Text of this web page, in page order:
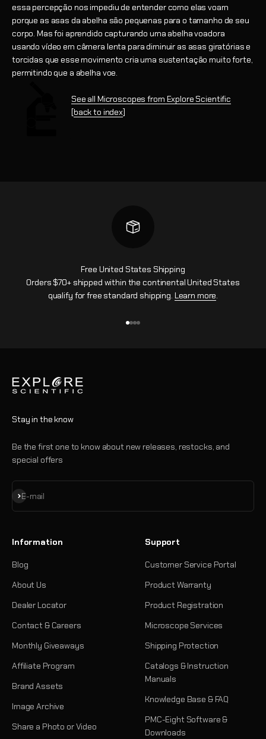
essa percepção nos impediu de entender como elas voam
porque as asas da abelha são pequenas para o tamanho de seu
corpo. Mas foi aprendido capturando uma abelha voadora
usando vídeo em câmera lenta para diminuir as asas giratórias e
torcidas que esse movimento cria uma sustentação muito forte,
permitindo que a abelha voe.
See all Microscopes from Explore Scientific
[back to index]
Free United States Shipping
Orders $70+ shipped within the continental United States
qualify for free standard shipping. Learn more.
Stay in the know
Be the first one to know about new releases, restocks, and
special offers
E-mail
Subscribe
Information
Blog
About Us
Dealer Locator
Contact & Careers
Monthly Giveaways
Affiliate Program
Brand Assets
Image Archive
Share a Photo or Video
Support
Customer Service Portal
Product Warranty
Product Registration
Microscope Services
Shipping Protection
Catalogs & Instruction
Manuals
Knowledge Base & FAQ
PMC-Eight Software &
Downloads